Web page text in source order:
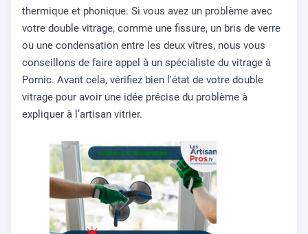
thermique et phonique. Si vous avez un problème avec
votre double vitrage, comme une fissure, un bris de verre
ou une condensation entre les deux vitres, nous vous
conseillons de faire appel à un spécialiste du vitrage à
Pornic. Avant cela, vérifiez bien l'état de votre double
vitrage pour avoir une idée précise du problème à
expliquer à l’artisan vitrier.